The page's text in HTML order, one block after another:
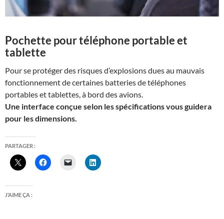
Pochette pour téléphone portable et
tablette
Pour se protéger des risques d’explosions dues au mauvais
fonctionnement de certaines batteries de téléphones
portables et tablettes, à bord des avions.
Une interface conçue selon les spécifications vous guidera
pour les dimensions.
PARTAGER :
J’AIME ÇA :